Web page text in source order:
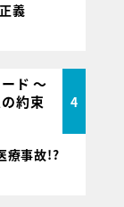
義
ド ～
約束
4
療事故!?